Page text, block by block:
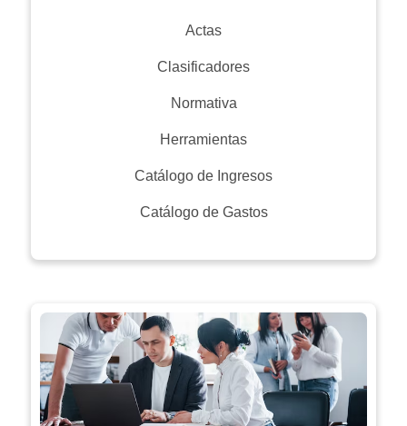
Actas
Clasificadores
Normativa
Herramientas
Catálogo de Ingresos
Catálogo de Gastos